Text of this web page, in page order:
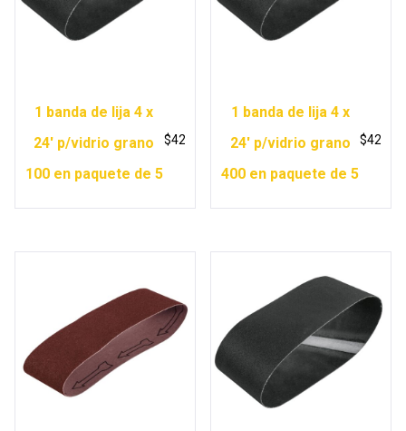
1 banda de lija 4 x
24′ p/vidrio grano
100 en paquete de 5
$42
1 banda de lija 4 x
24′ p/vidrio grano
400 en paquete de 5
$42